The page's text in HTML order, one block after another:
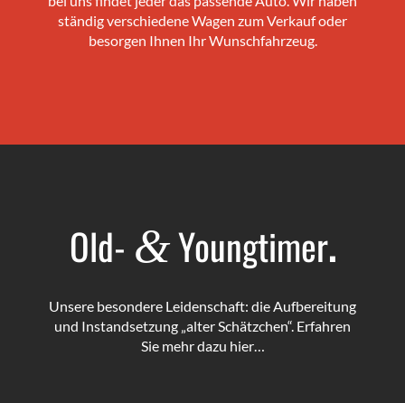
ständig verschiedene Wagen zum Verkauf oder
besorgen Ihnen Ihr Wunschfahrzeug.
Old- &Youngtimer.
Unsere besondere Leidenschaft: die Aufbereitung
und Instandsetzung „alter Schätzchen“. Erfahren
Sie mehr dazu hier…